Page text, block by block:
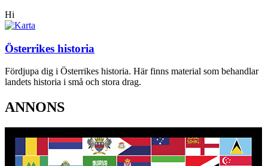
Hi
Österrikes historia
Fördjupa dig i Österrikes historia. Här finns material som behandlar
landets historia i små och stora drag.
ANNONS